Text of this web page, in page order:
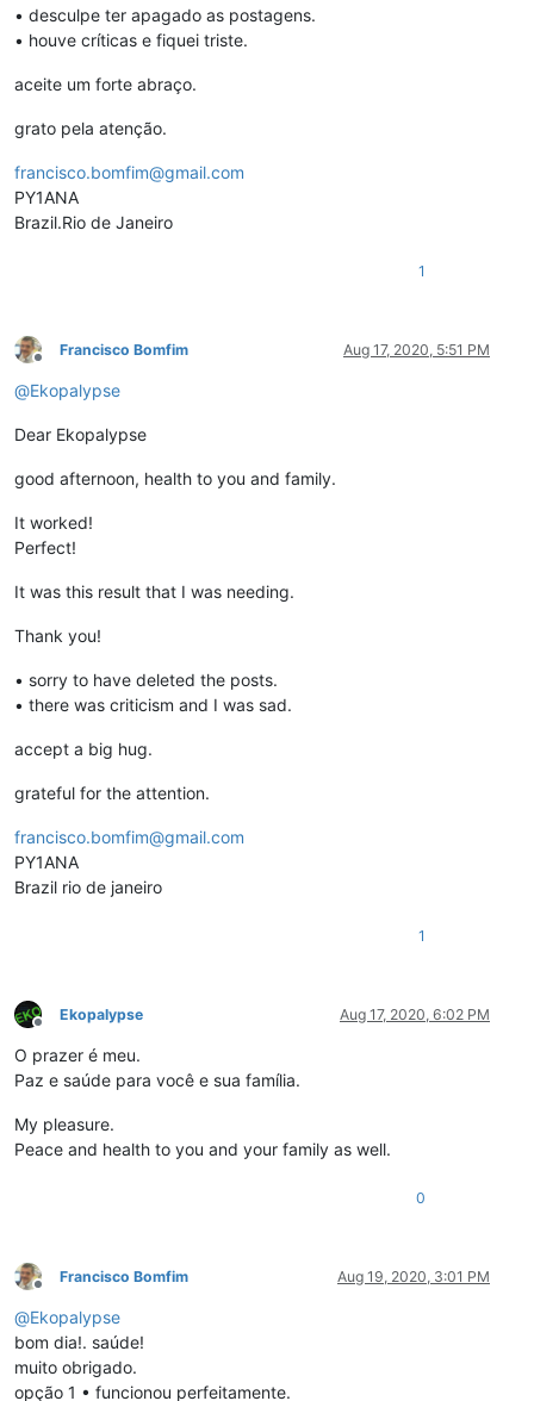
• desculpe ter apagado as postagens.
• houve críticas e fiquei triste.
aceite um forte abraço.
grato pela atenção.
francisco.bomfim@gmail.com
PY1ANA
Brazil.Rio de Janeiro
1
Offline
Francisco Bomfim Aug 17, 2020, 5:51 PM
@Ekopalypse
Dear Ekopalypse
good afternoon, health to you and family.
It worked!
Perfect!
It was this result that I was needing.
Thank you!
• sorry to have deleted the posts.
• there was criticism and I was sad.
accept a big hug.
grateful for the attention.
francisco.bomfim@gmail.com
PY1ANA
Brazil rio de janeiro
1
Offline
Ekopalypse Aug 17, 2020, 6:02 PM
O prazer é meu.
Paz e saúde para você e sua família.
My pleasure.
Peace and health to you and your family as well.
0
Offline
Francisco Bomfim Aug 19, 2020, 3:01 PM
@Ekopalypse
bom dia!. saúde!
muito obrigado.
opção 1 • funcionou perfeitamente.